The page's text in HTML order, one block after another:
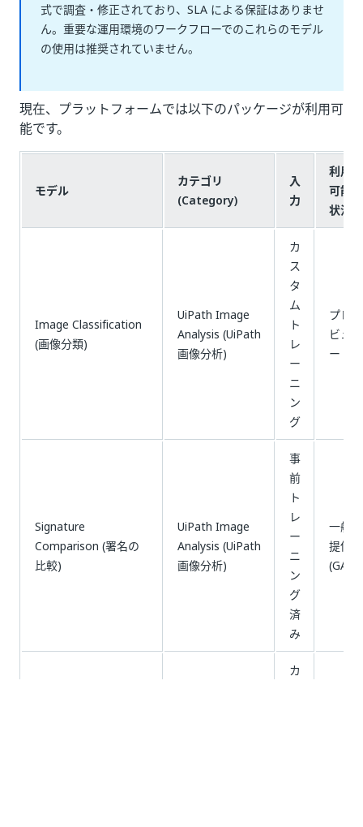
式で調査・修正されており、SLA による保証はありませ
ん。重要な運用環境のワークフローでのこれらのモデル
の使用は推奨されていません。
現在、プラットフォームでは以下のパッケージが利用可
能です。
モデル
カテゴリ
(Category)
入
力
利用
可能
状況
Image Classification
(画像分類)
UiPath Image
Analysis (UiPath
画像分析)
カ
ス
タ
ム
ト
レ
ー
ニ
ン
グ
プレ
ビュ
ー
Signature
Comparison (署名の
比較)
UiPath Image
Analysis (UiPath
画像分析)
事
前
ト
レ
ー
ニ
ン
グ
済
み
一般
提供
(GA)
カ